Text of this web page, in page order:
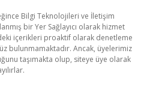
Bilgi Teknolojileri ve İletişim
bir Yer Sağlayıcı olarak hizmet
içerikleri proaktif olarak denetleme
bulunmamaktadır. Ancak, üyelerimiz
taşımakta olup, siteye üye olarak